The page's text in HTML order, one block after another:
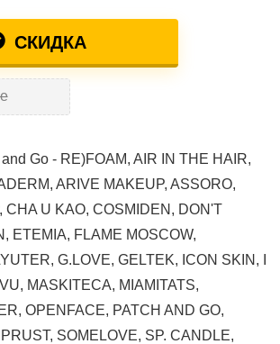
СКИДКА
Go - RE)FOAM, AIR IN THE HAIR,
ARIVE MAKEUP, ASSORO,
CHA U KAO, COSMIDEN, DON'T
ETEMIA, FLAME MOSCOW,
G.LOVE, GELTEK, ICON SKIN, I
MASKITECA, MIAMITATS,
OPENFACE, PATCH AND GO,
SOMELOVE, SP. CANDLE,